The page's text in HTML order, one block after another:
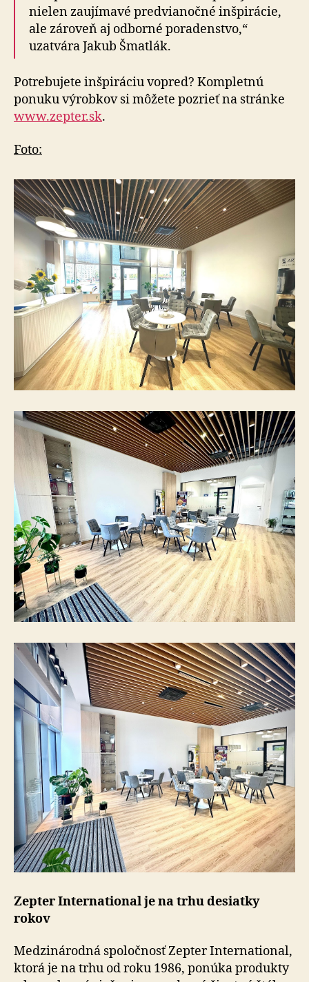
nielen zaujímavé predvianočné inšpirácie,
ale zároveň aj odborné poradenstvo,“
uzatvára Jakub Šmatlák.
Potrebujete inšpiráciu vopred? Kompletnú
ponuku výrobkov si môžete pozrieť na stránke
www.zepter.sk.
Foto:
Zepter International je na trhu desiatky
rokov
Medzinárodná spoločnosť Zepter International,
ktorá je na trhu od roku 1986, ponúka produkty